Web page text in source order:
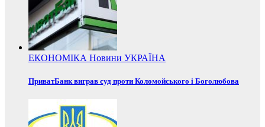
ЕКОНОМІКА Новини УКРАЇНА
ПриватБанк виграв суд проти Коломойського і Боголюбова